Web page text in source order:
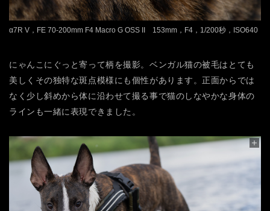
α7R V，FE 70-200mm F4 Macro G OSS II 153mm，F4，1/200秒，ISO640
にゃんこにぐっと寄って柄を撮影。ベンガル猫の被毛はとても
美しくその独特な斑点模様にも個性があります。正面からでは
なく少し斜めから体に沿わせて撮る事で猫のしなやかな身体の
ラインも一緒に表現できました。